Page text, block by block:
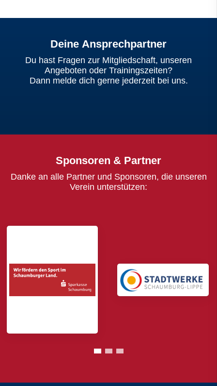
Deine Ansprechpartner
Du hast Fragen zur Mitgliedschaft, unseren
Angeboten oder Trainingszeiten?
Dann melde dich gerne jederzeit bei uns.
Sponsoren & Partner
Danke an alle Partner und Sponsoren, die unseren
Verein unterstützen: